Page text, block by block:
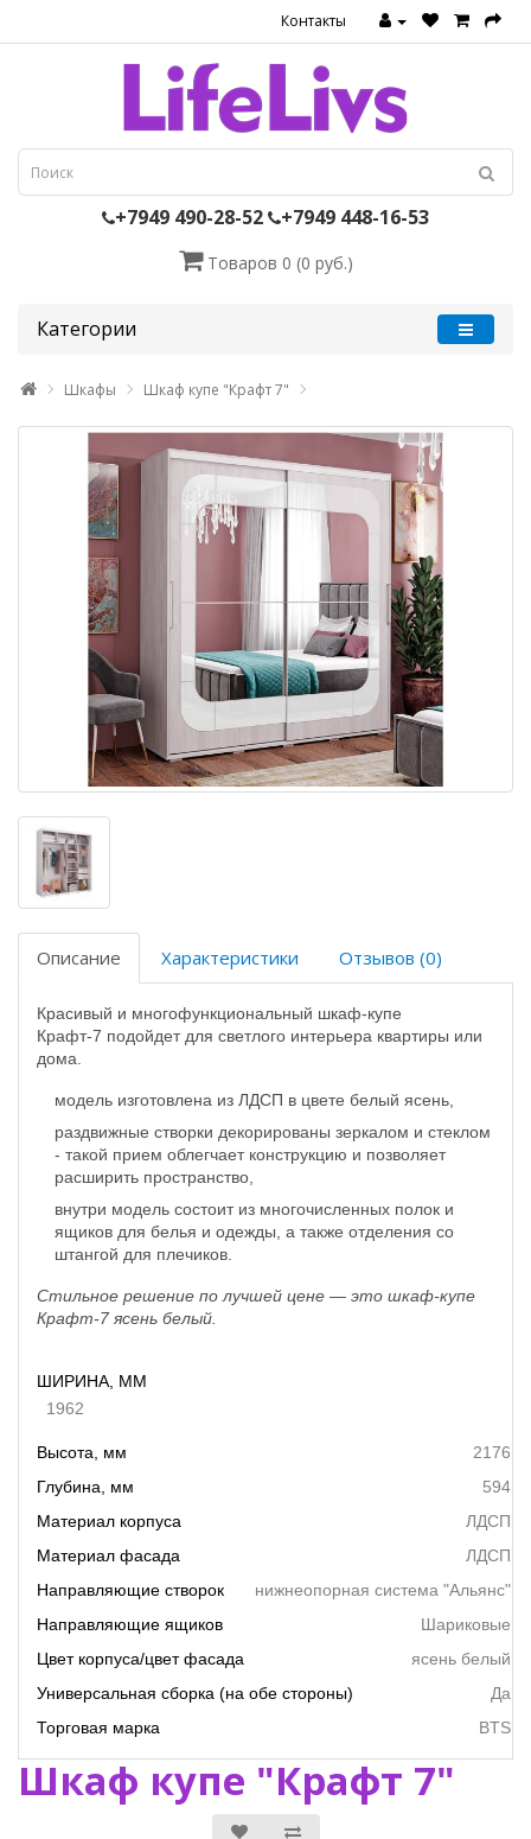
Контакты
+7949 490-28-52 +7949 448-16-53
Товаров 0 (0 руб.)
Категории
Шкафы Шкаф купе "Крафт 7"
Описание Характеристики Отзывов (0)
Красивый и многофункциональный шкаф-купе
Крафт-7 подойдет для светлого интерьера квартиры или
дома.
модель изготовлена из ЛДСП в цвете белый ясень,
раздвижные створки декорированы зеркалом и стеклом
- такой прием облегчает конструкцию и позволяет
расширить пространство,
внутри модель состоит из многочисленных полок и
ящиков для белья и одежды, а также отделения со
штангой для плечиков.
Стильное решение по лучшей цене — это шкаф-купе
Крафт-7 ясень белый.
ШИРИНА, ММ
1962
Высота, мм
2176
Глубина, мм
594
Материал корпуса
ЛДСП
Материал фасада
ЛДСП
Направляющие створок
нижнеопорная система "Альянс"
Направляющие ящиков
Шариковые
Цвет корпуса/цвет фасада
ясень белый
Универсальная сборка (на обе стороны)
Да
Торговая марка
BTS
Шкаф купе "Крафт 7"